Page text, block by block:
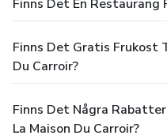
Finns Det En Restaurang
Finns Det Gratis Frukost
Du Carroir?
Finns Det Några
La Maison Du Carroir?